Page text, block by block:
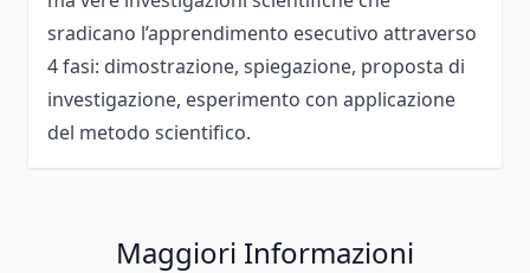
sradicano l’apprendimento esecutivo attraverso
4 fasi: dimostrazione, spiegazione, proposta di
investigazione, esperimento con applicazione
del metodo scientifico.
Maggiori Informazioni